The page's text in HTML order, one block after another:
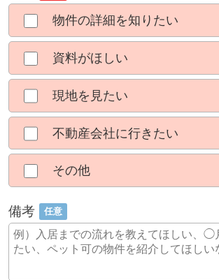
物件の詳細を知りたい
資料がほしい
現地を見たい
不動産会社に行きたい
その他
備考 任意